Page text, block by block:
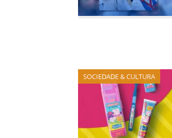
SOCIEDADE & CULTURA